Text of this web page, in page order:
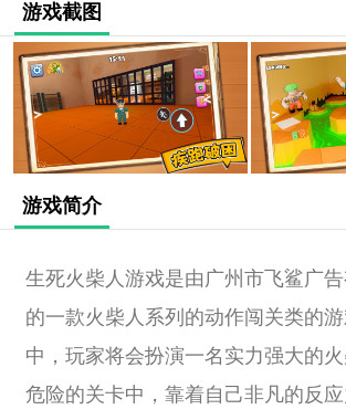
游戏截图
游戏简介
生死火柴人游戏是由广州市飞鲨广
的一款火柴人系列的动作闯关类的
中，玩家将会扮演一名实力强大的
危险的关卡中，靠着自己非凡的反